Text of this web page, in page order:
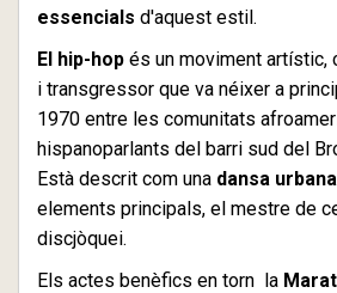
essencials d'aquest estil.
El hip-hop és un moviment artístic,
i transgressor que va néixer a
1970 entre les comunitats
hispanoparlants del barri sud del
Està descrit com una dansa urbana
elements principals, el mestre de
discjòquei.
Els actes benèfics en torn la